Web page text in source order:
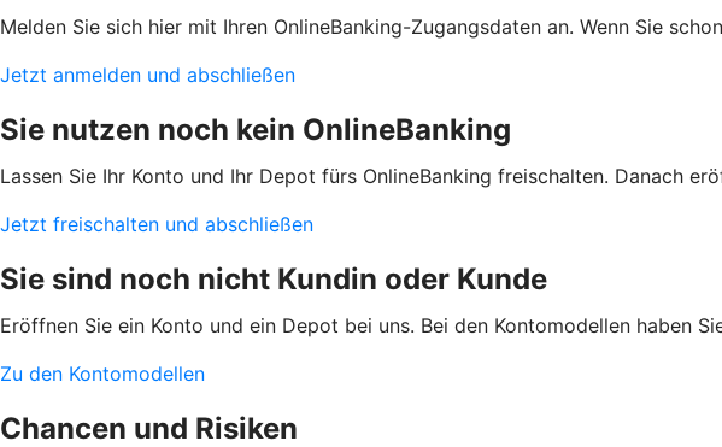
Melden Sie sich hier mit Ihren OnlineBanking-Zugangsdaten an. Wenn Sie
Jetzt anmelden und abschließen
Sie nutzen noch kein OnlineBanking
Lassen Sie Ihr Konto und Ihr Depot fürs OnlineBanking freischalten. Danach
Jetzt freischalten und abschließen
Sie sind noch nicht Kundin oder Kunde
Eröffnen Sie ein Konto und ein Depot bei uns. Bei den Kontomodellen haben
Zu den Kontomodellen
Chancen und Risiken